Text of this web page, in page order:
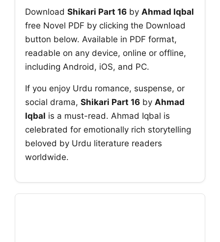
Download Shikari Part 16 by Ahmad Iqbal
free Novel PDF by clicking the Download
button below. Available in PDF format,
readable on any device, online or offline,
including Android, iOS, and PC.
If you enjoy Urdu romance, suspense, or
social drama, Shikari Part 16 by Ahmad
Iqbal is a must-read. Ahmad Iqbal is
celebrated for emotionally rich storytelling
beloved by Urdu literature readers
worldwide.